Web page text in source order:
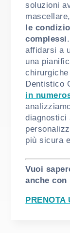
soluzioni
le
complessi.
affidarsi a
una
Dentistico
in
diagnostici
più sicura
Vuoi
anche con
PRENOTA